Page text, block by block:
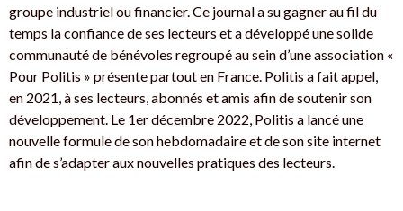
groupe industriel ou financier. Ce journal a su gagner au fil du
temps la confiance de ses lecteurs et a développé une solide
communauté de bénévoles regroupé au sein d’une association «
Pour Politis » présente partout en France. Politis a fait appel,
en 2021, à ses lecteurs, abonnés et amis afin de soutenir son
développement. Le 1er décembre 2022, Politis a lancé une
nouvelle formule de son hebdomadaire et de son site internet
afin de s’adapter aux nouvelles pratiques des lecteurs.